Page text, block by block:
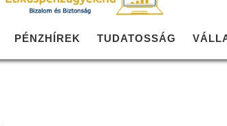
PÉNZHÍREK TUDATOSSÁG